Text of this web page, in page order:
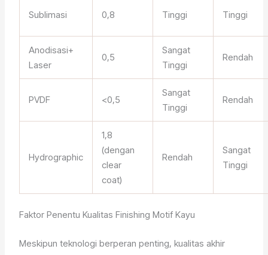
Sublimasi 0,8 Tinggi Tinggi
Anodisasi+
Laser
0,5
Sangat
Tinggi
Rendah
PVDF <0,5
Sangat
Tinggi
Rendah
Hydrographic
1,8
(dengan
clear
coat)
Rendah
Sangat
Tinggi
Faktor Penentu Kualitas Finishing Motif Kayu
Meskipun teknologi berperan penting, kualitas akhir